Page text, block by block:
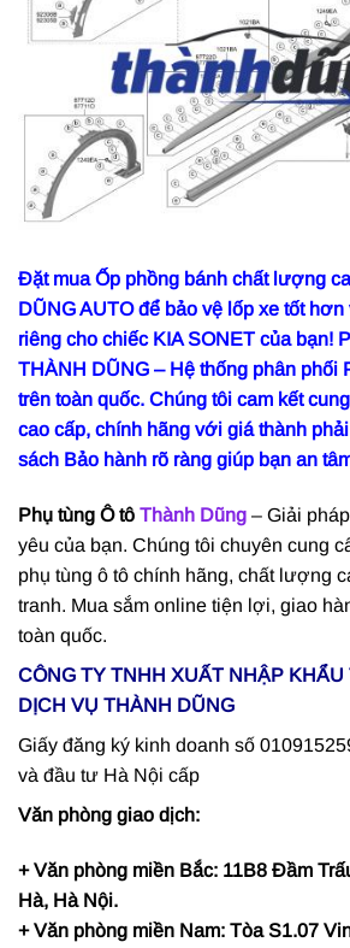
Đặt mua Ốp phồng bánh chất lượng
DŨNG AUTO để bảo vệ lốp xe tốt
riêng cho chiếc KIA SONET của bạn!
THÀNH DŨNG – Hệ thống phân phối
trên toàn quốc. Chúng tôi cam kết
cao cấp, chính hãng với giá thành
sách Bảo hành rõ ràng giúp bạn an
Phụ tùng Ô tô Thành Dũng – Giải
yêu của bạn. Chúng tôi chuyên cung
phụ tùng ô tô chính hãng, chất lượng
tranh. Mua sắm online tiện lợi, giao
toàn quốc.
CÔNG TY TNHH XUẤT NHẬP
DỊCH VỤ THÀNH DŨNG
Giấy đăng ký kinh doanh số
và đầu tư Hà Nội cấp
Văn phòng giao dịch:
+ Văn phòng miền Bắc: 11B8 Đầm
Hà, Hà Nội.
+ Văn phòng miền Nam: Tòa S1.07